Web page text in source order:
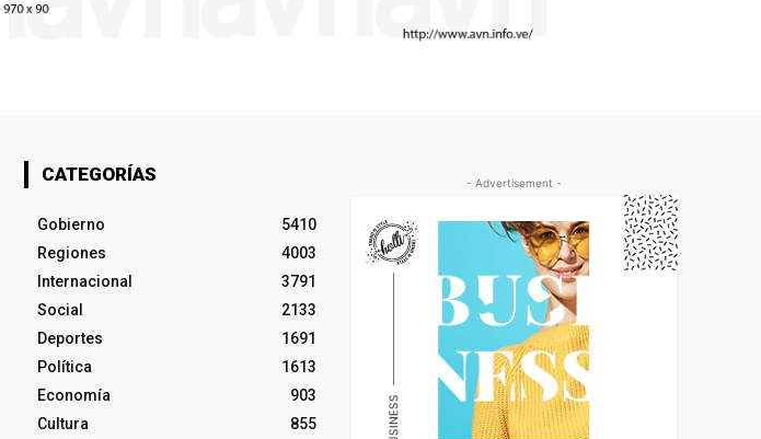
CATEGORÍAS
Gobierno
5410
Regiones
4003
Internacional
3791
Social
2133
Deportes
1691
Política
1613
Economía
903
Cultura
855
- Advertisement -